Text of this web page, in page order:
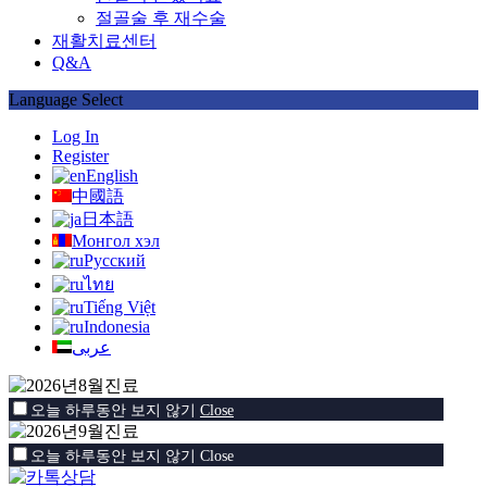
절골술 후 재수술
재활치료센터
Q&A
Language Select
Log In
Register
English
中國語
日本語
Монгол хэл
Русский
ไทย
Tiếng Việt
Indonesia
عربى
오늘 하루동안 보지 않기 Close
오늘 하루동안 보지 않기 Close